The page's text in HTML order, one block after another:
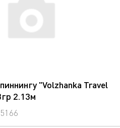
"Volzhanka Travel
2.13м